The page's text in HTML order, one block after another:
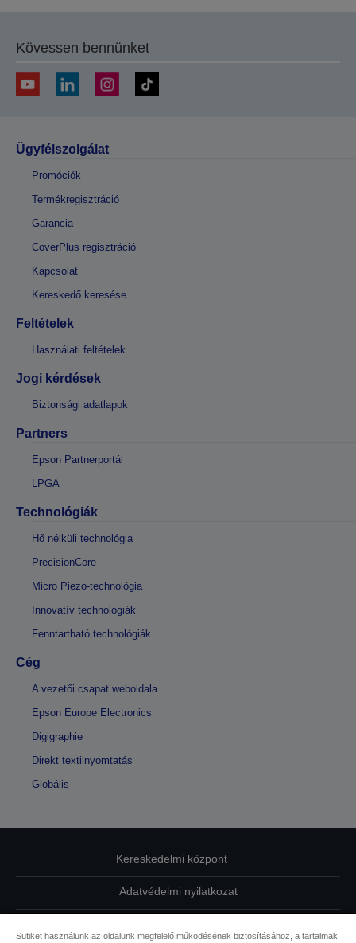
Kövessen bennünket
Ügyfélszolgálat
Promóciók
Termékregisztráció
Garancia
CoverPlus regisztráció
Kapcsolat
Kereskedő keresése
Feltételek
Használati feltételek
Jogi kérdések
Biztonsági adatlapok
Partners
Epson Partnerportál
LPGA
Technológiák
Hő nélküli technológia
PrecisionCore
Micro Piezo-technológia
Innovatív technológiák
Fenntartható technológiák
Cég
A vezetői csapat weboldala
Epson Europe Electronics
Digigraphie
Direkt textilnyomtatás
Globális
Kereskedelmi központ
Adatvédelmi nyilatkozat
Sütiket használunk az oldalunk megfelelő működésének biztosításához, a tartalmak